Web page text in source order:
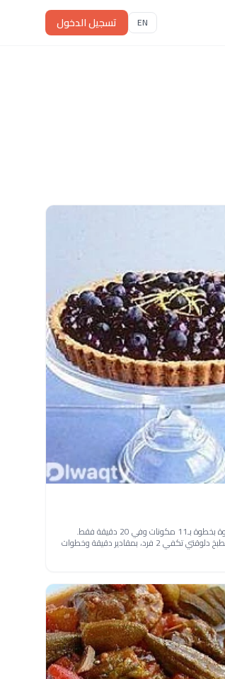
EN تسجيل الدخول
طريقة عمل تارت التوت خطوة بخطوة بـ11 مكونات وفي 20 دقيقة فقط.
وصفة سهلة ومجرّبة من مطبخ دلوقتي تكفي 2 فرد، بمقادير دقيقة وخطوات